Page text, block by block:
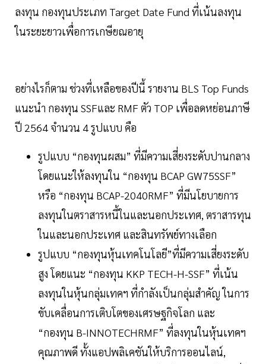
ลงทุน กองทุนประเภท Target Date Fund ที่เน้นลงทุน
ในระยะยาวเพื่อการเกษียณอายุ
อย่างไรก็ตาม ช่วงที่เหลือของปีนี้ รายงาน BLS Top Funds
แนะนำ กองทุน SSFและ RMF ตัว TOP เพื่อลดหย่อนภาษี
ปี 2564 จำนวน 4 รูปแบบ คือ
รูปแบบ “กองทุนผสม” ที่มีความเสี่ยงระดับปานกลาง
โดยแนะให้ลงทุนใน “กองทุน BCAP GW75SSF”
หรือ “กองทุน BCAP-2040RMF” ที่มีนโยบายการ
ลงทุนในตราสารหนี้ในและนอกประเทศ, ตราสารทุน
ในและนอกประเทศ และสินทรัพย์ทางเลือก
รูปแบบ “กองทุนหุ้นเทคโนโลยี”ที่มีความเสี่ยงระดับ
สูง โดยแนะ “กองทุน KKP TECH-H-SSF” ที่เน้น
ลงทุนในหุ้นกลุ่มเทคฯ ที่กำลังเป็นกลุ่มสำคัญ ในการ
ขับเคลื่อนการเติบโตของเศรษฐกิจโลก และ
“กองทุน B-INNOTECHRMF” ที่ลงทุนในหุ้นเทคฯ
คุณภาพดี ทั้งแอปพลิเคชันให้บริการออนไลน์,